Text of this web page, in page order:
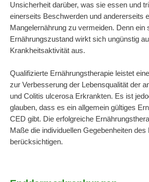
Unsicherheit darüber, was sie essen und
einerseits Beschwerden und andererseits
Mangelernährung zu vermeiden. Denn ein
Ernährungszustand wirkt sich ungünstig
Krankheitsaktivität aus.
Qualifizierte Ernährungstherapie leistet
zur Verbesserung der Lebensqualität der
und Colitis ulcerosa Erkrankten. Es ist
glauben, dass es ein allgemein gültiges
CED gibt. Die erfolgreiche
Maße die individuellen Gegebenheiten des
berücksichtigen.